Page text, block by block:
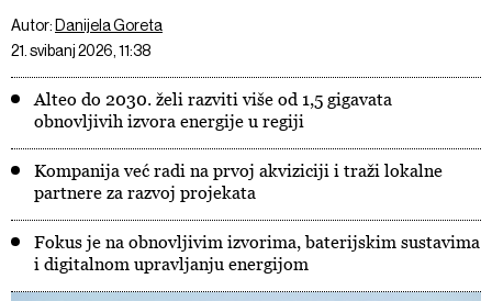
Autor: Danijela Goreta
21. svibanj 2026, 11:38
Alteo do 2030. želi razviti više od 1,5 gigavata
obnovljivih izvora energije u regiji
Kompanija već radi na prvoj akviziciji i traži lokalne
partnere za razvoj projekata
Fokus je na obnovljivim izvorima, baterijskim sustavima
i digitalnom upravljanju energijom